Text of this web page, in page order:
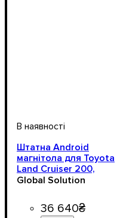
Штатна Android
магнітола для Toyota
Land Cruiser 200,
Android 11, 12.3",
Global Solution
36 640₴